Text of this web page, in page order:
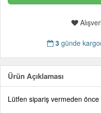
3 günde
Ürün Açıklaması
Lütfen sipariş vermeden önce